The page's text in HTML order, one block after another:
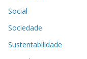
Social
Sociedade
Sustentabilidade